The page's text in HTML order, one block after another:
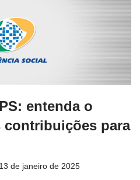
entenda o
contribuições para
13 de janeiro de 2025